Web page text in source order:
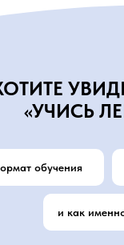
«УЧИСЬ
обучения
и как